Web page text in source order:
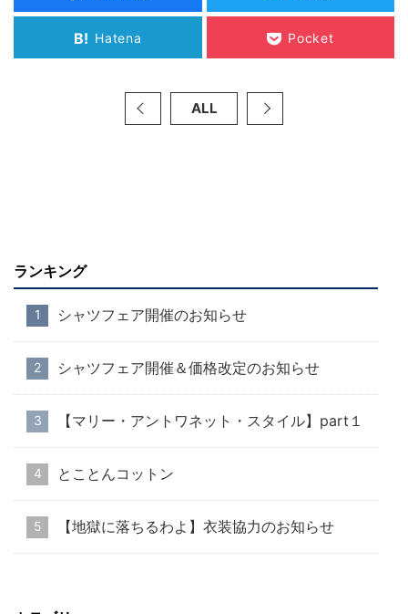
B! Hatena Pocket
ALL
ランキング
シャツフェア開催のお知らせ
シャツフェア開催＆価格改定のお知らせ
【マリー・アントワネット・スタイル】part１
とことんコットン
【地獄に落ちるわよ】衣装協力のお知らせ